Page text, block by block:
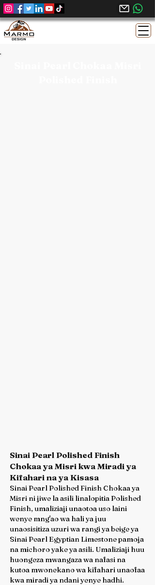
Sinai Pearl Polished Finish
Chokaa ya Misri kwa Miradi ya
Kifahari na ya Kisasa
Sinai Pearl Polished Finish Chokaa ya
Misri ni jiwe la asili linalopitia Polished
Finish, umaliziaji unaotoa uso laini
wenye mng'ao wa hali ya juu
unaosisitiza uzuri wa rangi ya beige ya
Sinai Pearl Egyptian Limestone pamoja
na michoro yake ya asili. Umaliziaji huu
huongeza mwangaza wa nafasi na
kutoa mwonekano wa kifahari unaofaa
kwa miradi ya ndani yenye hadhi.